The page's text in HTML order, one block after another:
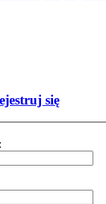
się